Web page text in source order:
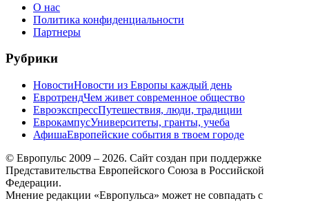
О нас
Политика конфиденциальности
Партнеры
Рубрики
НовостиНовости из Европы каждый день
ЕвротрендЧем живет современное общество
ЕвроэкспрессПутешествия, люди, традиции
ЕврокампусУниверситеты, гранты, учеба
АфишаЕвропейские события в твоем городе
© Европульс 2009 – 2026. Сайт создан при поддержке
Представительства Европейского Союза в Российской
Федерации.
Мнение редакции «Европульса» может не совпадать с